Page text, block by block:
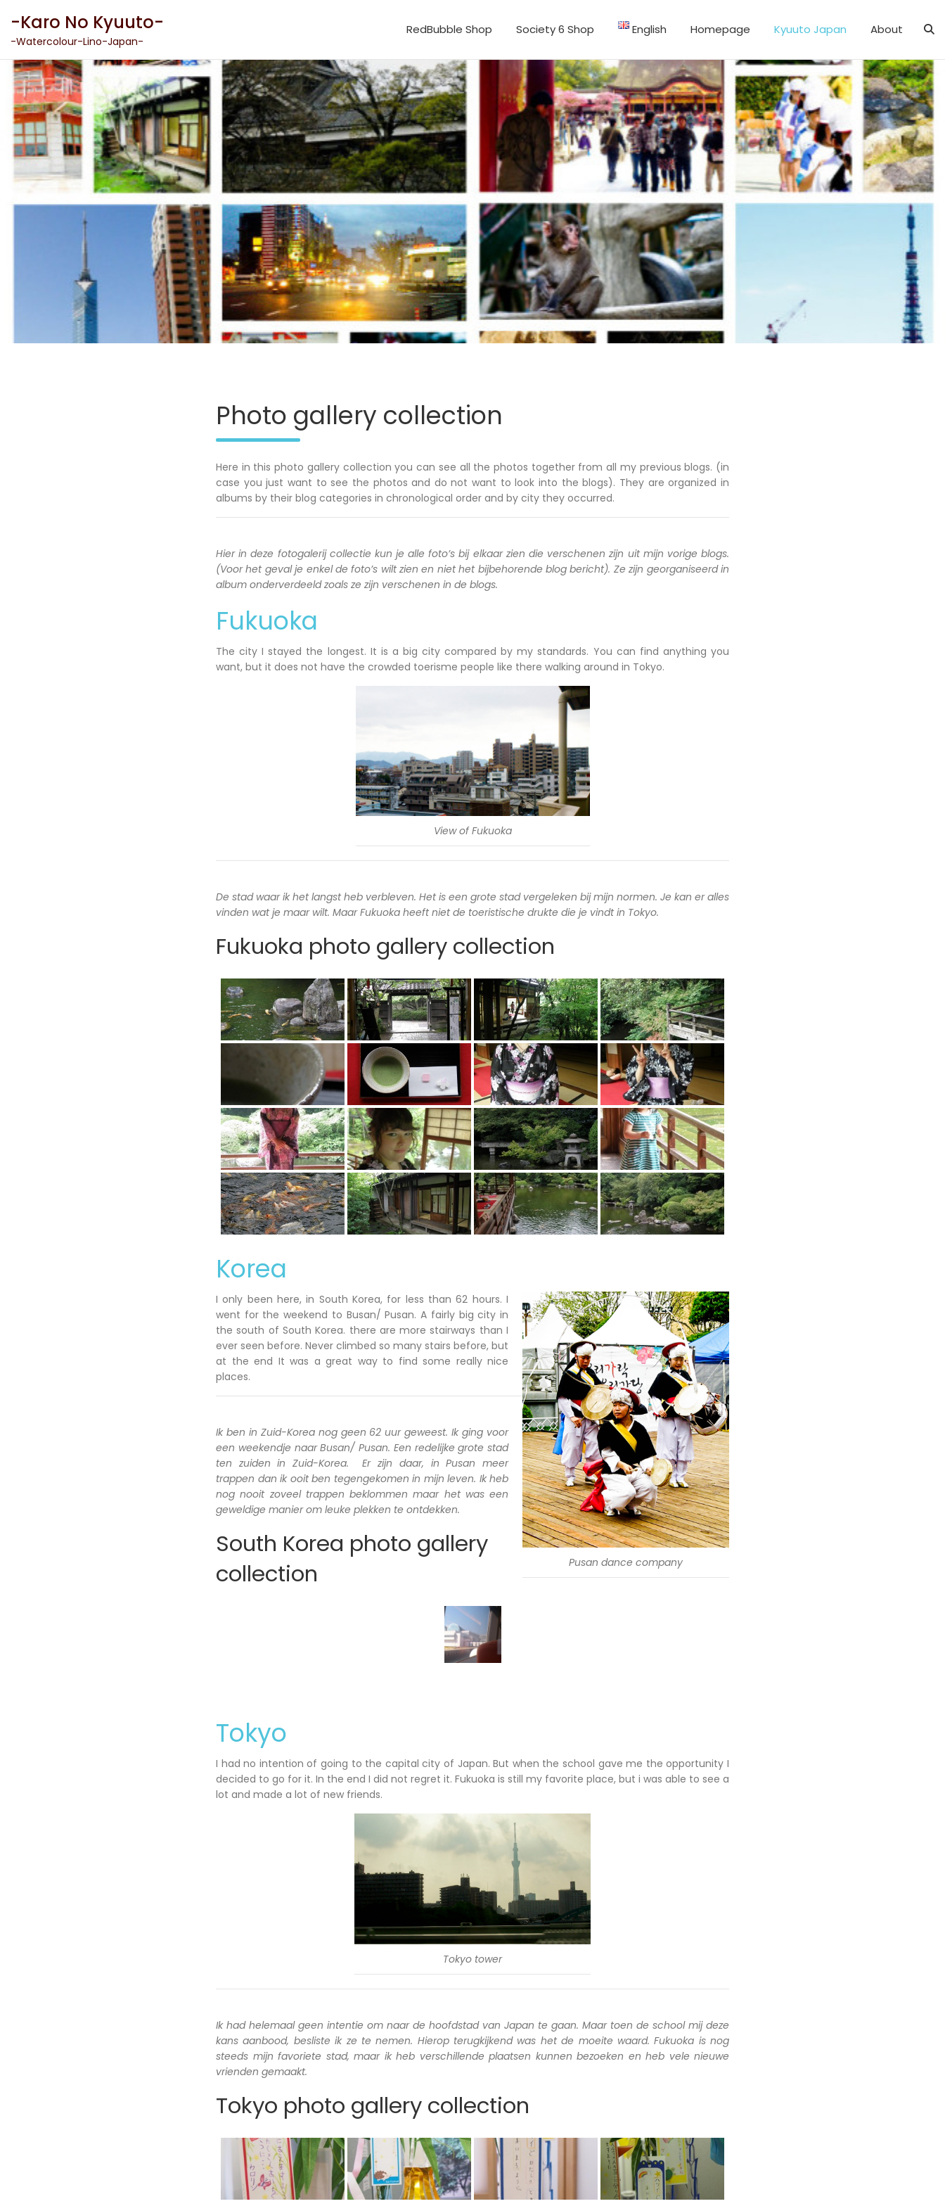
content
-Karo No Kyuuto-
-Watercolour-Lino-Japan-
RedBubble Shop Society 6 Shop English Homepage Kyuuto Japan About
Photo gallery collection
Here in this photo gallery collection you can see all the photos together from all my previous blogs. (in
case you just want to see the photos and do not want to look into the blogs). They are organized in
albums by their blog categories in chronological order and by city they occurred.
Hier in deze fotogalerij collectie kun je alle foto’s bij elkaar zien die verschenen zijn uit mijn vorige blogs.
(Voor het geval je enkel de foto’s wilt zien en niet het bijbehorende blog bericht). Ze zijn georganiseerd in
album onderverdeeld zoals ze zijn verschenen in de blogs.
Fukuoka
The city I stayed the longest. It is a big city compared by my standards. You can find anything you
want, but it does not have the crowded toerisme people like there walking around in Tokyo.
View of Fukuoka
De stad waar ik het langst heb verbleven. Het is een grote stad vergeleken bij mijn normen. Je kan er alles
vinden wat je maar wilt. Maar Fukuoka heeft niet de toeristische drukte die je vindt in Tokyo.
Fukuoka photo gallery collection
Korea
Pusan dance company
I only been here, in South Korea, for less than 62 hours. I
went for the weekend to Busan/ Pusan. A fairly big city in
the south of South Korea. there are more stairways than I
ever seen before. Never climbed so many stairs before, but
at the end It was a great way to find some really nice
places.
Ik ben in Zuid-Korea nog geen 62 uur geweest. Ik ging voor
een weekendje naar Busan/ Pusan. Een redelijke grote stad
ten zuiden in Zuid-Korea. Er zijn daar, in Pusan meer
trappen dan ik ooit ben tegengekomen in mijn leven. Ik heb
nog nooit zoveel trappen beklommen maar het was een
geweldige manier om leuke plekken te ontdekken.
South Korea photo gallery
collection
Tokyo
I had no intention of going to the capital city of Japan. But when the school gave me the opportunity I
decided to go for it. In the end I did not regret it. Fukuoka is still my favorite place, but i was able to see a
lot and made a lot of new friends.
Tokyo tower
Ik had helemaal geen intentie om naar de hoofdstad van Japan te gaan. Maar toen de school mij deze
kans aanbood, besliste ik ze te nemen. Hierop terugkijkend was het de moeite waard. Fukuoka is nog
steeds mijn favoriete stad, maar ik heb verschillende plaatsen kunnen bezoeken en heb vele nieuwe
vrienden gemaakt.
Tokyo photo gallery collection